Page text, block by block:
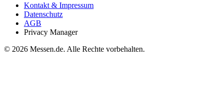
Kontakt & Impressum
Datenschutz
AGB
Privacy Manager
© 2026 Messen.de. Alle Rechte vorbehalten.